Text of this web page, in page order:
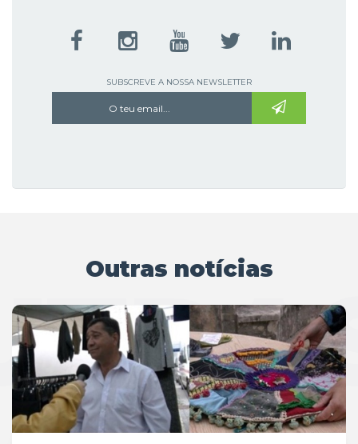
SUBSCREVE A NOSSA NEWSLETTER
Outras notícias